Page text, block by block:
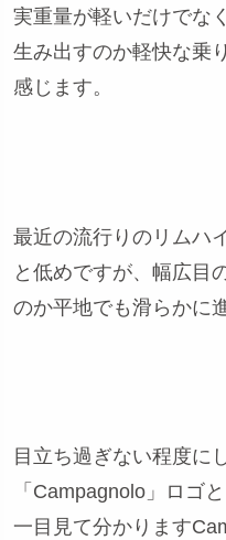
実重量が軽いだけでな
生み出すのか軽快な乗
感じます。
最近の流行りのリムハ
と低めですが、幅広目
のか平地でも滑らかに
目立ち過ぎない程度に
「Campagnolo」ロゴ
一目見て分かります